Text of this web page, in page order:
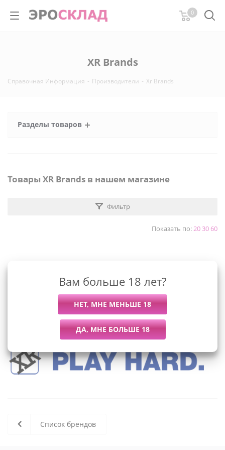
0
XR Brands
Справочная Информация - Производители - Xr Brands
Разделы товаров
Товары XR Brands в нашем магазине
Фильтр
Показать по:203060
В данный момент нет активных
товаров
Список брендов
Вам больше 18 лет?